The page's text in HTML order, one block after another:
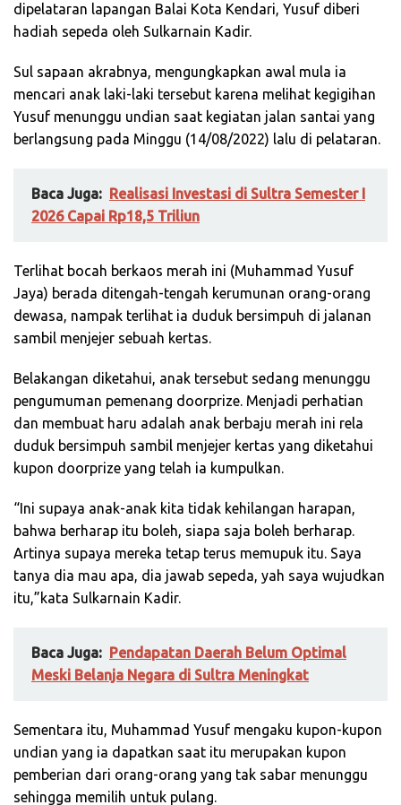
dipelataran lapangan Balai Kota Kendari, Yusuf diberi
hadiah sepeda oleh Sulkarnain Kadir.
Sul sapaan akrabnya, mengungkapkan awal mula ia
mencari anak laki-laki tersebut karena melihat kegigihan
Yusuf menunggu undian saat kegiatan jalan santai yang
berlangsung pada Minggu (14/08/2022) lalu di pelataran.
Baca Juga: Realisasi Investasi di Sultra Semester I
2026 Capai Rp18,5 Triliun
Terlihat bocah berkaos merah ini (Muhammad Yusuf
Jaya) berada ditengah-tengah kerumunan orang-orang
dewasa, nampak terlihat ia duduk bersimpuh di jalanan
sambil menjejer sebuah kertas.
Belakangan diketahui, anak tersebut sedang menunggu
pengumuman pemenang doorprize. Menjadi perhatian
dan membuat haru adalah anak berbaju merah ini rela
duduk bersimpuh sambil menjejer kertas yang diketahui
kupon doorprize yang telah ia kumpulkan.
“Ini supaya anak-anak kita tidak kehilangan harapan,
bahwa berharap itu boleh, siapa saja boleh berharap.
Artinya supaya mereka tetap terus memupuk itu. Saya
tanya dia mau apa, dia jawab sepeda, yah saya wujudkan
itu,”kata Sulkarnain Kadir.
Baca Juga: Pendapatan Daerah Belum Optimal
Meski Belanja Negara di Sultra Meningkat
Sementara itu, Muhammad Yusuf mengaku kupon-kupon
undian yang ia dapatkan saat itu merupakan kupon
pemberian dari orang-orang yang tak sabar menunggu
sehingga memilih untuk pulang.